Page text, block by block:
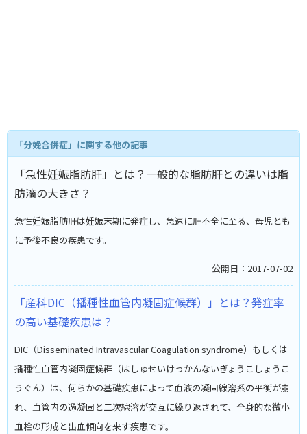
「分娩合併症」に関する他の記事
「急性妊娠脂肪肝」とは？一般的な脂肪肝との違いは脂
肪滴の大きさ？
急性妊娠脂肪肝は妊娠末期に発症し、急速に肝不全に至る、母児とも
に予後不良の疾患です。
公開日：2017-07-02
「産科DIC（播種性血管内凝固症候群）」とは？発症率
の高い基礎疾患は？
DIC（Disseminated Intravascular Coagulation syndrome）もしくは
播種性血管内凝固症候群（はしゅせいけっかんないぎょうこしょうこ
うぐん）は、何らかの基礎疾患によって血液の凝固線溶系の平衡が崩
れ、血管内の過凝固と二次線溶が交互に繰り返されて、全身的な微小
血栓の形成と出血傾向を来す疾患です。